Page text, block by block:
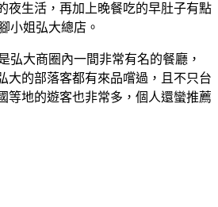
夜生活，再加上晚餐吃的早肚子有點
小姐弘大總店。
弘大商圈內一間非常有名的餐廳，
大的部落客都有來品嚐過，且不只台
等地的遊客也非常多，個人還蠻推薦